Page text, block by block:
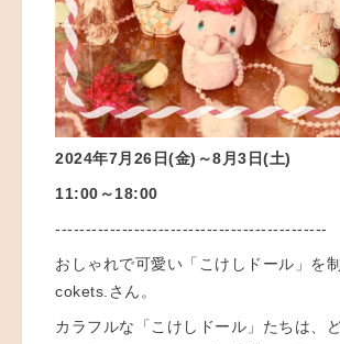
2024年7月26日(金)～8月3日(土)
11:00～18:00
---------------------------------------------
おしゃれで可愛い「こけしドール」を
cokets.さん。
カラフルな「こけしドール」たちは、